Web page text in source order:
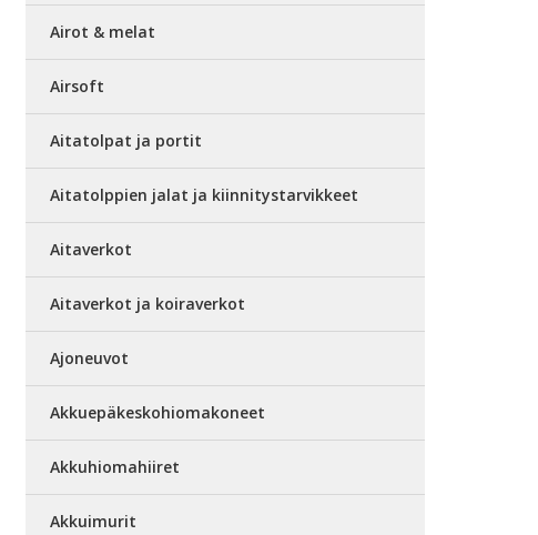
Airot & melat
Airsoft
Aitatolpat ja portit
Aitatolppien jalat ja kiinnitystarvikkeet
Aitaverkot
Aitaverkot ja koiraverkot
Ajoneuvot
Akkuepäkeskohiomakoneet
Akkuhiomahiiret
Akkuimurit